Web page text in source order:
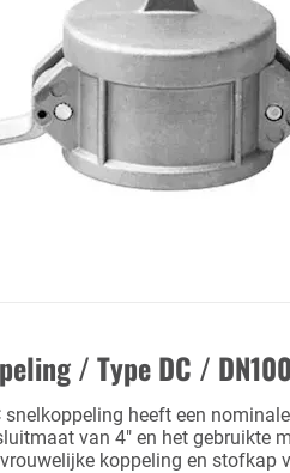
/ Type DC / DN100
snelkoppeling heeft een
van 4" en het gebruikte
koppeling en stofkap